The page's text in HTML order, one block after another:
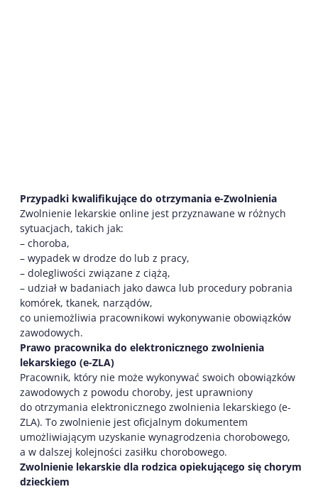
Przypadki kwalifikujące do otrzymania e-Zwolnienia
Zwolnienie lekarskie online jest przyznawane w różnych
sytuacjach, takich jak:
– choroba,
– wypadek w drodze do lub z pracy,
– dolegliwości związane z ciążą,
– udział w badaniach jako dawca lub procedury pobrania
komórek, tkanek, narządów,
co uniemożliwia pracownikowi wykonywanie obowiązków
zawodowych.
Prawo pracownika do elektronicznego zwolnienia
lekarskiego (e-ZLA)
Pracownik, który nie może wykonywać swoich obowiązków
zawodowych z powodu choroby, jest uprawniony
do otrzymania elektronicznego zwolnienia lekarskiego (e-
ZLA). To zwolnienie jest oficjalnym dokumentem
umożliwiającym uzyskanie wynagrodzenia chorobowego,
a w dalszej kolejności zasiłku chorobowego.
Zwolnienie lekarskie dla rodzica opiekującego się chorym
dzieckiem